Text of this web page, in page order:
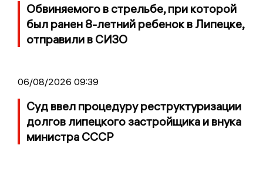
Обвиняемого в стрельбе, при которой
был ранен 8-летний ребенок в Липецке,
отправили в СИЗО
06/08/2026 09:39
Суд ввел процедуру реструктуризации
долгов липецкого застройщика и внука
министра СССР